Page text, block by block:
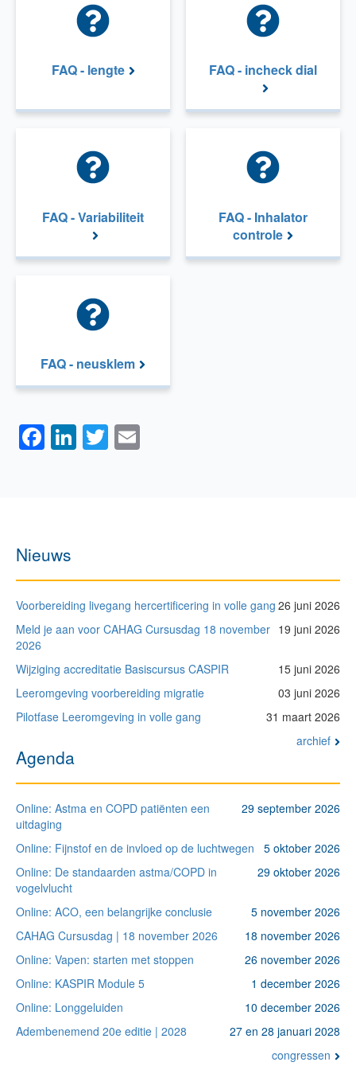
FAQ - lengte FAQ - incheck dial
FAQ - Variabiliteit
FAQ - Inhalator
controle
FAQ - neusklem
Facebook
LinkedIn
Twitter
Nieuws
Voorbereiding livegang hercertificering in volle gang 26 juni 2026
Meld je aan voor CAHAG Cursusdag 18 november
2026
19 juni 2026
Wijziging accreditatie Basiscursus CASPIR
15 juni 2026
Leeromgeving voorbereiding migratie
03 juni 2026
Pilotfase Leeromgeving in volle gang
31 maart 2026
archief
Agenda
Online: Astma en COPD patiënten een
uitdaging
29 september 2026
Online: Fijnstof en de invloed op de luchtwegen
5 oktober 2026
Online: De standaarden astma/COPD in
vogelvlucht
29 oktober 2026
Online: ACO, een belangrijke conclusie
5 november 2026
CAHAG Cursusdag | 18 november 2026
18 november 2026
Online: Vapen: starten met stoppen
26 november 2026
Online: KASPIR Module 5
1 december 2026
Online: Longgeluiden
10 december 2026
Adembenemend 20e editie | 2028
27 en 28 januari 2028
congressen